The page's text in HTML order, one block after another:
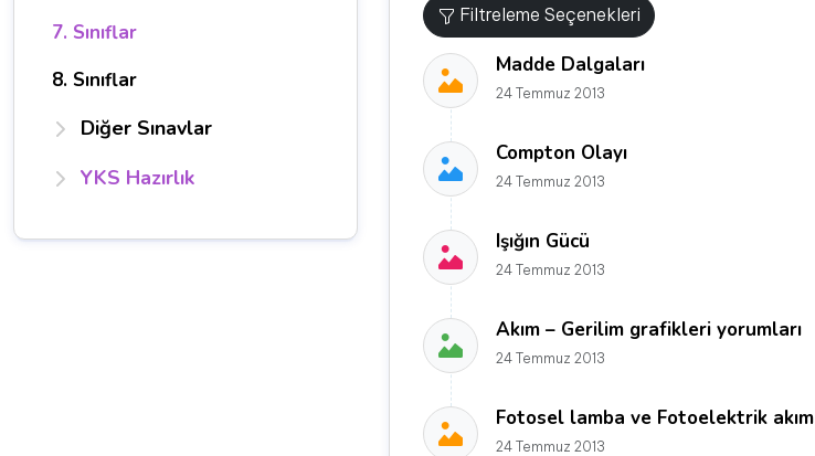
7. Sınıflar
8. Sınıflar
Diğer Sınavlar
YKS Hazırlık
Filtreleme Seçenekleri
Madde Dalgaları
24 Temmuz 2013
Compton Olayı
24 Temmuz 2013
Işığın Gücü
24 Temmuz 2013
Akım – Gerilim grafikleri yorumları
24 Temmuz 2013
Fotosel lamba ve Fotoelektrik akım
24 Temmuz 2013